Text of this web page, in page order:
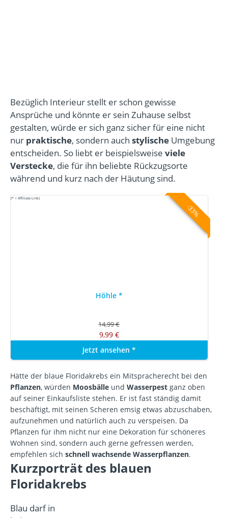
Bezüglich Interieur stellt er schon gewisse
Ansprüche und könnte er sein Zuhause selbst
gestalten, würde er sich ganz sicher für eine nicht
nur praktische, sondern auch stylische Umgebung
entscheiden. So liebt er beispielsweise viele
Verstecke, die für ihn beliebte Rückzugsorte
während und kurz nach der Häutung sind.
(* = Affiliate-Link)
-33%
Höhle *
14,99 €
9,99 €
Jetzt ansehen *
Hätte der blaue Floridakrebs ein Mitspracherecht bei den
Pflanzen, würden Moosbälle und Wasserpest ganz oben
auf seiner Einkaufsliste stehen. Er ist fast ständig damit
beschäftigt, mit seinen Scheren emsig etwas abzuschaben,
aufzunehmen und natürlich auch zu verspeisen. Da
Pflanzen für ihm nicht nur eine Dekoration für schöneres
Wohnen sind, sondern auch gerne gefressen werden,
empfehlen sich schnell wachsende Wasserpflanzen.
Kurzporträt des blauen
Floridakrebs
Blau darf in